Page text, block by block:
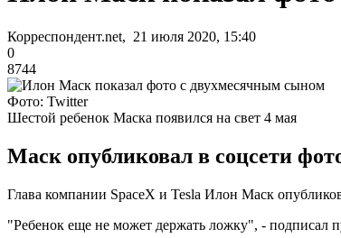
Корреспондент.net, 21 июля 2020, 15:40
0
8744
Фото: Twitter
Шестой ребенок Маска появился на свет 4 мая
Маск опубликовал в соцсети
Глава компании SpaceX и Tesla Илон Маск
"Ребенок еще не может держать ложку", - подписал